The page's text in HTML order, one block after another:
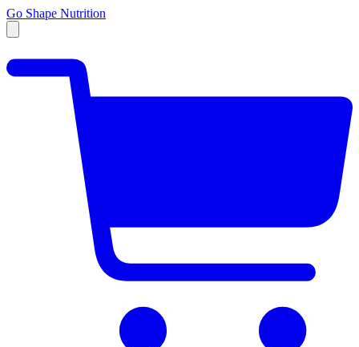
Go Shape Nutrition